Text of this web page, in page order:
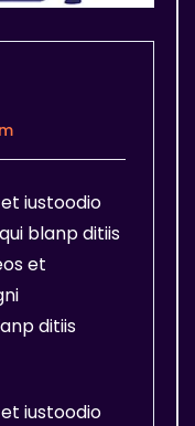
iustoodio
blanp ditiis
et
ditiis
iustoodio